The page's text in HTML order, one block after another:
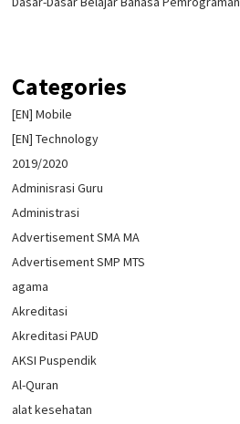
Categories
[EN] Mobile
[EN] Technology
2019/2020
Adminisrasi Guru
Administrasi
Advertisement SMA MA
Advertisement SMP MTS
agama
Akreditasi
Akreditasi PAUD
AKSI Puspendik
Al-Quran
alat kesehatan